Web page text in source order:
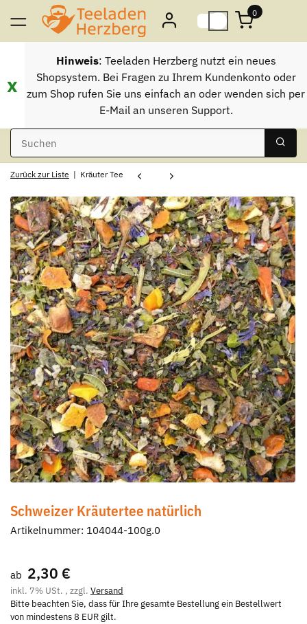
0
x
Hinweis: Teeladen Herzberg nutzt ein neues
Shopsystem. Bei Fragen zu Ihrem Kundenkonto oder
zum Shop rufen Sie uns einfach an oder wenden sich per
E-Mail an unseren Support.
Zurück zur Liste Kräuter Tee
Schweizer Kräutertee natürlich
Artikelnummer: 104044-100g.0
ab 2,30 €
inkl. 7% USt. , zzgl. Versand
Bitte beachten Sie, dass für Ihre gesamte Bestellung ein Bestellwert
von mindestens 8 EUR gilt.